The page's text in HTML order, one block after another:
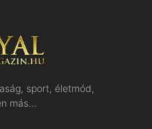
sport, életmód,
más…